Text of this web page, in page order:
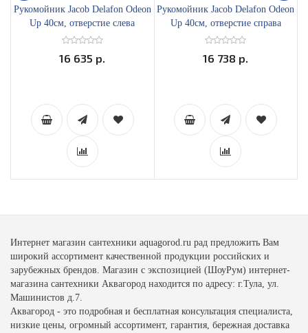
Рукомойник Jacob Delafon Odeon
Up 40см, отверстие слева
16 635 р.
Рукомойник Jacob Delafon Odeon
Up 40см, отверстие справа
16 738 р.
Интернет магазин сантехники aquagorod.ru рад предложить Вам
широкий ассортимент качественной продукции российских и
зарубежных брендов. Магазин с экспозицией (ШоуРум) интернет-
магазина сантехники Аквагород находится по адресу: г.Тула, ул.
Машинистов д.7.
Аквагород - это подробная и бесплатная консультация специалиста,
низкие цены, огромный ассортимент, гарантия, бережная доставка